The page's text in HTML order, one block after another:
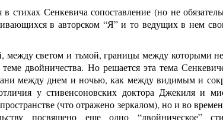
Сенкевича сопоставление (но не
в авторском “Я” и то ведущих в нем
между светом и тьмой, границы между которыми
двойничества. Но решается эта тема
между днем и ночью, как между видимым и
у стивенсоновских доктора Джекиля и
(что отражено зеркалом), но и во
посвящено еще одно “двойническое”